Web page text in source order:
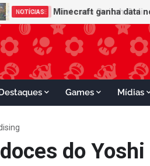
ADVANCE Nintendo Switch
Games Mídias
do